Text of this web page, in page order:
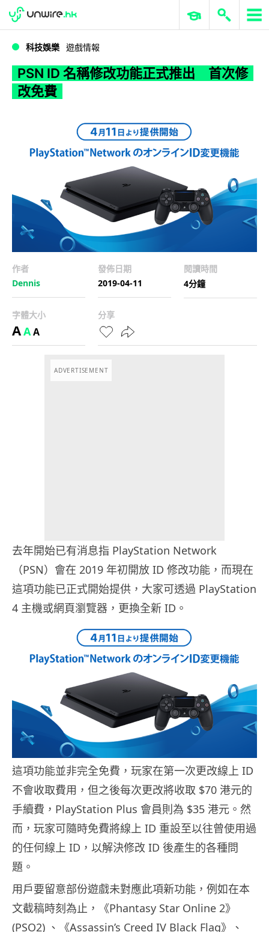
WWDC 2026 ERP 與商業 AI
科技娛樂 遊戲情報
PSN ID 名稱修改功能正式推出 首次修
改免費
作者
Dennis
發佈日期
2019-04-11
閱讀時間
4分鐘
字體大小
AAA
分享
ADVERTISEMENT
去年開始已有消息指 PlayStation Network
（PSN）會在 2019 年初開放 ID 修改功能，而現在
這項功能已正式開始提供，大家可透過 PlayStation
4 主機或網頁瀏覽器，更換全新 ID。
這項功能並非完全免費，玩家在第一次更改線上 ID
不會收取費用，但之後每次更改將收取 $70 港元的
手續費，PlayStation Plus 會員則為 $35 港元。然
而，玩家可隨時免費將線上 ID 重設至以往曾使用過
的任何線上 ID，以解決修改 ID 後產生的各種問
題。
用戶要留意部份遊戲未對應此項新功能，例如在本
文截稿時刻為止，《Phantasy Star Online 2》
(PSO2) 、《Assassin’s Creed IV Black Flag》、